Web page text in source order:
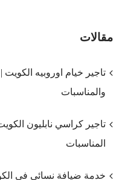
مقالات
تاجير خيام اوروبيه الكويت
والمناسبات
تاجير كراسي نابليون
المناسبات
خدمة ضيافة نسائي في